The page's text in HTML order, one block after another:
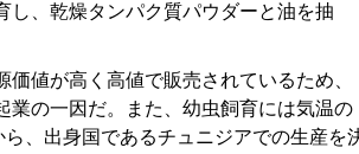
し、乾燥タンパク質パウダーと油を抽
値が高く高値で販売されているため、
業の一因だ。また、幼虫飼育には気温の
、出身国であるチュニジアでの生産を